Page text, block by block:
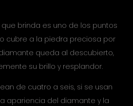
brinda es uno de los puntos
cubre a la piedra preciosa por
queda al descubierto,
su brillo y resplandor.
de cuatro a seis, si se usan
apariencia del diamante y la